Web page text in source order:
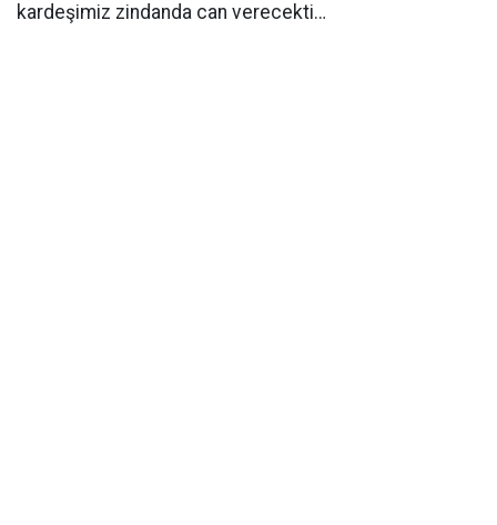
kardeşimiz zindanda can verecekti…